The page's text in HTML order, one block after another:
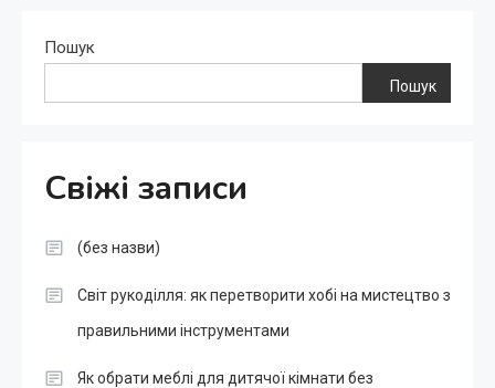
Пошук
Пошук
Свіжі записи
(без назви)
Світ рукоділля: як перетворити хобі на мистецтво з
правильними інструментами
Як обрати меблі для дитячої кімнати без